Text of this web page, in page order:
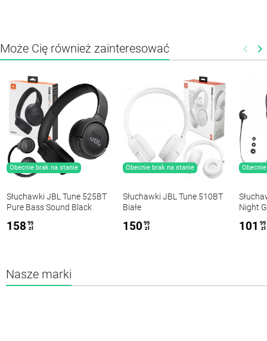
Może Cię również zainteresować keyboard_arrow_left keyboard_arrow_right
Obecnie brak na stanie
Słuchawki JBL Tune 525BT
Pure Bass Sound Black
158 99
zł
Obecnie brak na stanie
Słuchawki JBL Tune 510BT
Białe
150 99
zł
Night
101 99
zł
Nasze marki